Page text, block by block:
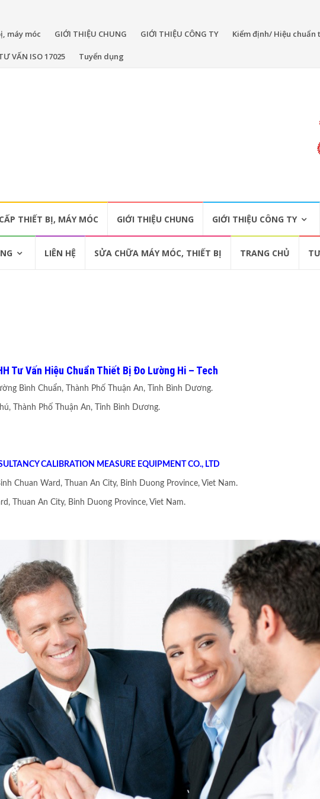
máy móc GIỚI THIỆU CHUNG GIỚI THIỆU CÔNG TY Kiểm định/ Hiệu
VẤN ISO 17025 Tuyển dụng
THIẾT BỊ, MÁY MÓC GIỚI THIỆU CHUNG GIỚI THIỆU CÔNG TY
LIÊN HỆ SỬA CHỮA MÁY MÓC, THIẾT BỊ TRANG CHỦ
Tư Vấn Hiệu Chuẩn Thiết Bị Đo Lường Hi – Tech
Bình Chuẩn, Thành Phố Thuận An, Tỉnh Bình Dương.
Thành Phố Thuận An, Tỉnh Bình Dương.
CALIBRATION MEASURE EQUIPMENT CO., LTD
Chuan Ward, Thuan An City, Binh Duong Province, Viet Nam.
Thuan An City, Binh Duong Province, Viet Nam.